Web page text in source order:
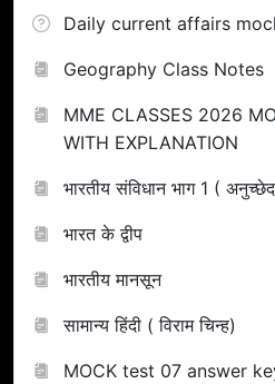
Daily current affairs
Geography Class Notes
MME CLASSES 2026
WITH EXPLANATION
भारतीय संविधान भाग 1 (
भारत के द्वीप
भारतीय मानसून
सामान्य हिंदी ( विराम चिन्ह)
MOCK test 07 answer